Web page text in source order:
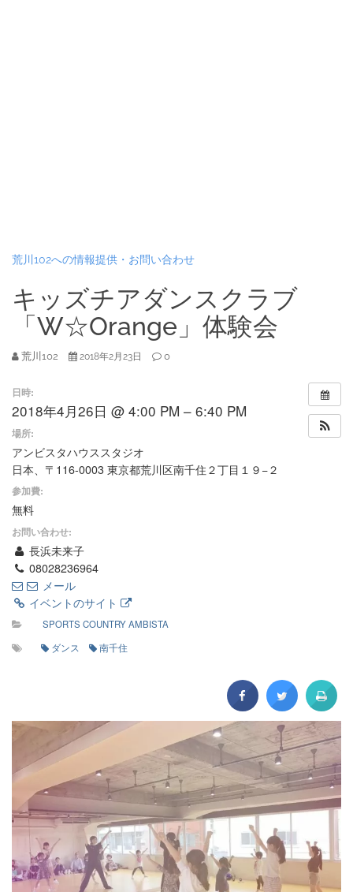
荒川102への情報提供・お問い合わせ
キッズチアダンスクラブ
「W☆Orange」体験会
荒川102 2018年2月23日 0
日時:
2018年4月26日 @ 4:00 PM – 6:40 PM
場所:
アンビスタハウススタジオ
日本、〒116-0003 東京都荒川区南千住２丁目１９−２
参加費:
無料
お問い合わせ:
長浜未来子
08028236964
メール
イベントのサイト
SPORTS COUNTRY AMBISTA
ダンス 南千住